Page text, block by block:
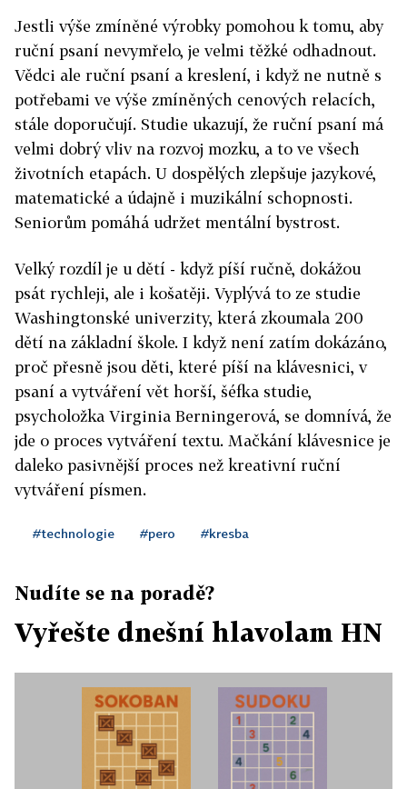
Jestli výše zmíněné výrobky pomohou k tomu, aby
ruční psaní nevymřelo, je velmi těžké odhadnout.
Vědci ale ruční psaní a kreslení, i když ne nutně s
potřebami ve výše zmíněných cenových relacích,
stále doporučují. Studie ukazují, že ruční psaní má
velmi dobrý vliv na rozvoj mozku, a to ve všech
životních etapách. U dospělých zlepšuje jazykové,
matematické a údajně i muzikální schopnosti.
Seniorům pomáhá udržet mentální bystrost.
Velký rozdíl je u dětí - když píší ručně, dokážou
psát rychleji, ale i košatěji. Vyplývá to ze studie
Washingtonské univerzity, která zkoumala 200
dětí na základní škole. I když není zatím dokázáno,
proč přesně jsou děti, které píší na klávesnici, v
psaní a vytváření vět horší, šéfka studie,
psycholožka Virginia Berningerová, se domnívá, že
jde o proces vytváření textu. Mačkání klávesnice je
daleko pasivnější proces než kreativní ruční
vytváření písmen.
#technologie #pero #kresba
Nudíte se na poradě?
Vyřešte dnešní hlavolam HN